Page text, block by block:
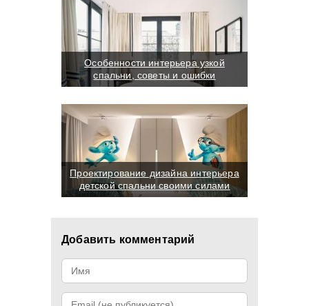
Особенности интерьера узкой
спальни, советы и ошибки
Проектирование дизайна интерьера
детской спальни своими силами
Добавить комментарий